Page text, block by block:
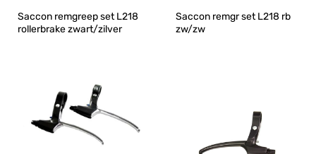
Saccon remgreep set L218
rollerbrake zwart/zilver
Saccon remgr set L218 rb
zw/zw